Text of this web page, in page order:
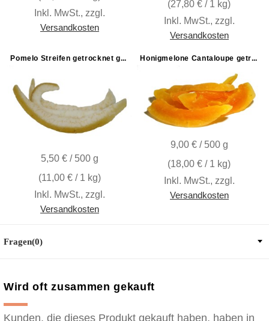
Inkl. MwSt., zzgl.
Versandkosten
(27,80 € / 1 kg)
Inkl. MwSt., zzgl.
Versandkosten
Pomelo Streifen getrocknet gezuckert und geschwefelt
5,50 € / 500 g
(11,00 €/ 1 kg)
Inkl. MwSt., zzgl.
Versandkosten
Honigmelone Cantaloupe getrocknet mit Zucker
9,00 € / 500 g
(18,00 € / 1 kg)
Inkl. MwSt., zzgl.
Versandkosten
Fragen(0)
Wird oft zusammen gekauft
Kunden, die dieses Produkt gekauft haben, haben in